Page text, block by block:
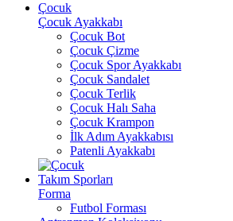
Çocuk
Çocuk Ayakkabı
Çocuk Bot
Çocuk Çizme
Çocuk Spor Ayakkabı
Çocuk Sandalet
Çocuk Terlik
Çocuk Halı Saha
Çocuk Krampon
İlk Adım Ayakkabısı
Patenli Ayakkabı
Takım Sporları
Forma
Futbol Forması